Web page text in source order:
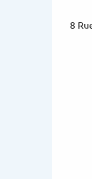
8